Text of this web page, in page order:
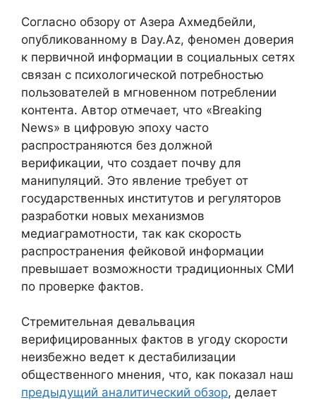
Согласно обзору от Азера Ахмедбейли,
опубликованному в Day.Az, феномен доверия
к первичной информации в социальных сетях
связан с психологической потребностью
пользователей в мгновенном потреблении
контента. Автор отмечает, что «Breaking
News» в цифровую эпоху часто
распространяются без должной
верификации, что создает почву для
манипуляций. Это явление требует от
государственных институтов и регуляторов
разработки новых механизмов
медиаграмотности, так как скорость
распространения фейковой информации
превышает возможности традиционных СМИ
по проверке фактов.
Стремительная девальвация
верифицированных фактов в угоду скорости
неизбежно ведет к дестабилизации
общественного мнения, что, как показал наш
предыдущий аналитический обзор, делает